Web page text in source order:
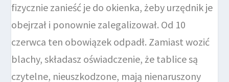
fizycznie zanieść je do okienka, żeby urzędnik je
obejrzał i ponownie zalegalizował. Od 10
czerwca ten obowiązek odpadł. Zamiast wozić
blachy, składasz oświadczenie, że tablice są
czytelne, nieuszkodzone, mają nienaruszony